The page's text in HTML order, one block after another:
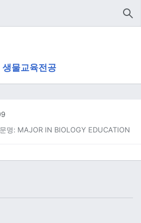
생물교육전공
명: MAJOR IN BIOLOGY EDUCATION